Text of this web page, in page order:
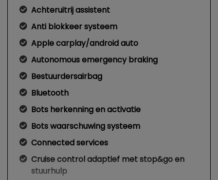
Achteruitrij assistent
Anti blokkeer systeem
Apple carplay/android auto
Autonomous emergency braking
Bestuurdersairbag
Bluetooth
Bots herkenning en activatie
Bots waarschuwing systeem
Connected services
Cruise control adaptief met stop&go en
stuurhulp